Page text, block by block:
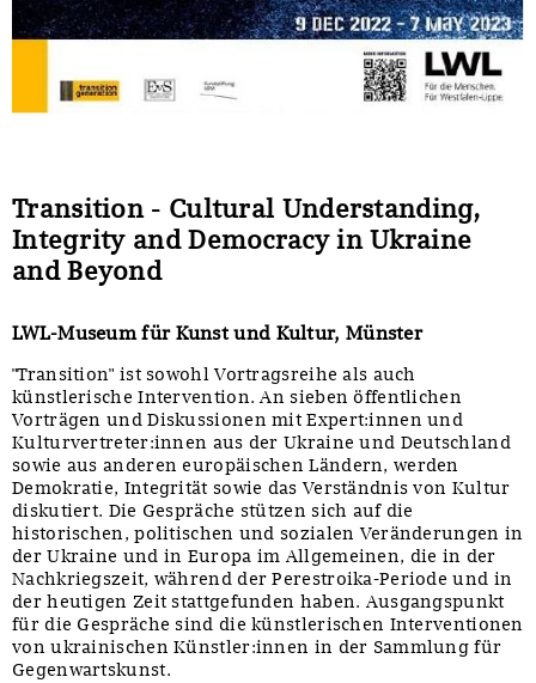
Transition - Cultural Understanding,
Integrity and Democracy in Ukraine
and Beyond
LWL-Museum für Kunst und Kultur, Münster
"Transition" ist sowohl Vortragsreihe als auch
künstlerische Intervention. An sieben öffentlichen
Vorträgen und Diskussionen mit Expert:innen und
Kulturvertreter:innen aus der Ukraine und Deutschland
sowie aus anderen europäischen Ländern, werden
Demokratie, Integrität sowie das Verständnis von Kultur
diskutiert. Die Gespräche stützen sich auf die
historischen, politischen und sozialen Veränderungen in
der Ukraine und in Europa im Allgemeinen, die in der
Nachkriegszeit, während der Perestroika-Periode und in
der heutigen Zeit stattgefunden haben. Ausgangspunkt
für die Gespräche sind die künstlerischen Interventionen
von ukrainischen Künstler:innen in der Sammlung für
Gegenwartskunst.